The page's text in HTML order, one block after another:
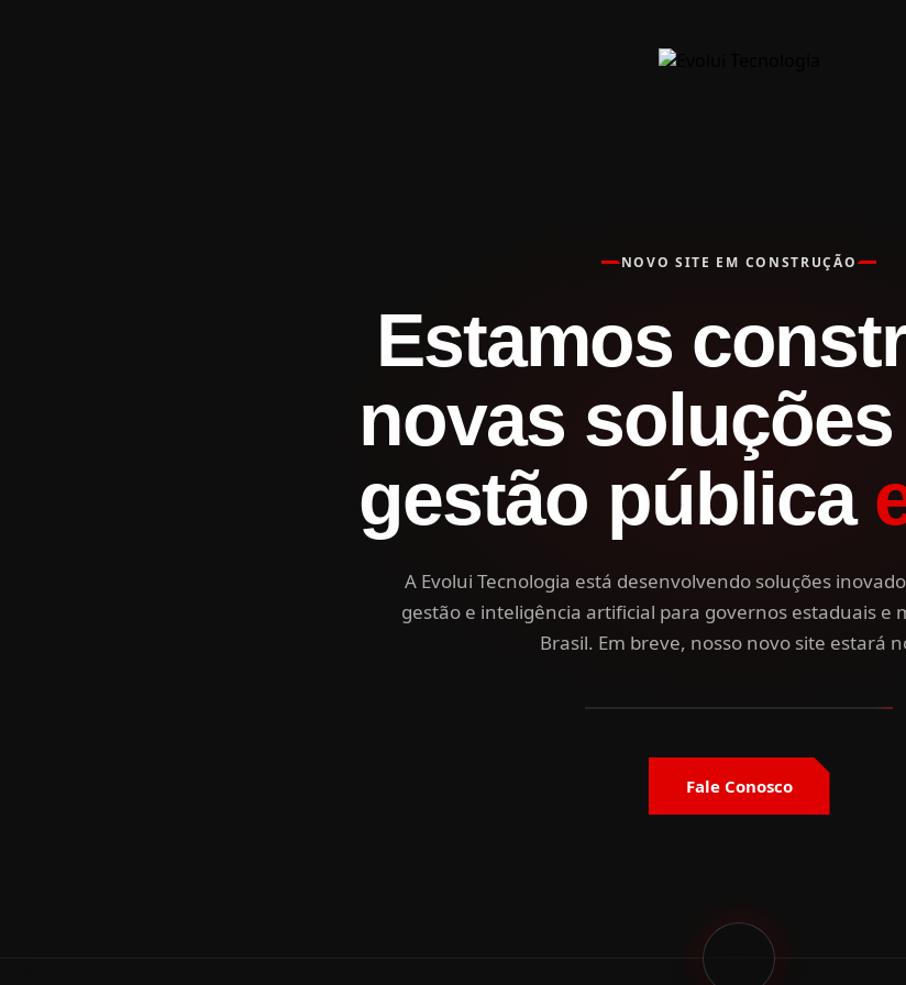
NOVO SITE EM CONSTRUÇÃO
Estamos
novas soluções
gestão pública
A Evolui Tecnologia está desenvolvendo soluções
gestão e inteligência artificial para governos estaduais e
Brasil. Em breve, nosso novo site estará
Fale Conosco